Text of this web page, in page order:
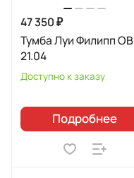
47 350 ₽
Тумба Луи Филипп ОВ
21.04
Доступно к заказу
Подробнее